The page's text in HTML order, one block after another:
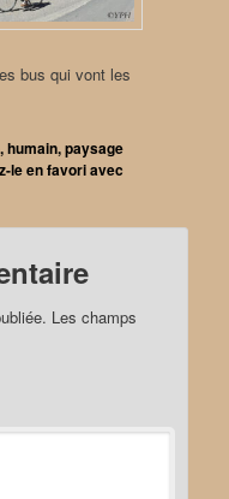
bus qui vont les
,humain,paysage
le en favori avec
Les champs